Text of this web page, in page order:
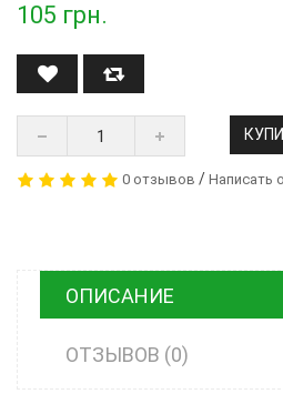
105 грн.
0 отзывов / Написать
ОПИСАНИЕ
ОТЗЫВОВ (0)